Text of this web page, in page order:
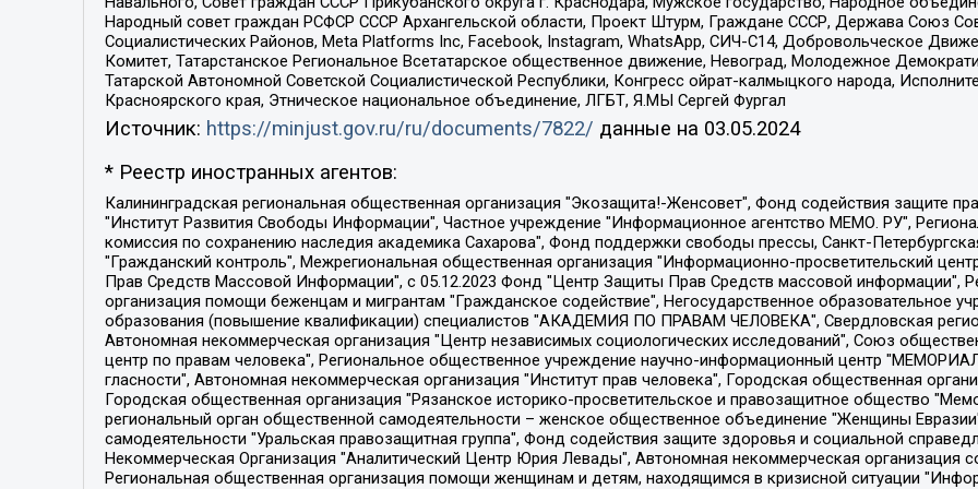
Народный совет граждан РСФСР СССР Архангельской области, Проект Штурм, Граждане СССР, Держава Союз
Социалистических Районов, Meta Platforms Inc, Facebook, Instagram, WhatsApp, СИЧ-С14, Добровольческое
Комитет, Татарстанское Региональное Всетатарское общественное движение, Невоград, Молодежное
Татарской Автономной Советской Социалистической Республики, Конгресс ойрат-калмыцкого народа,
Красноярского края, Этническое национальное объединение, ЛГБТ, Я.МЫ Сергей Фургал
Источник: https://minjust.gov.ru/ru/documents/7822/ данные на 03.05.2024
* Реестр иностранных агентов:
Калининградская региональная общественная организация "Экозащита!-Женсовет", Фонд содействия защите прав и свобод граждан "Общественный вердикт", Фонд "Институт Развития Свободы Информации", Частное учреждение "Информационное агентство МЕМО. РУ", Региональная общественная организация "Общественная комиссия по сохранению наследия академика Сахарова", Фонд поддержки свободы прессы, Санкт-Петербургская общественная правозащитная организация "Гражданский контроль", Межрегиональная общественная организация "Информационно-просветительский центр "Мемориал", Региональный Фонд "Центр Защиты Прав Средств Массовой Информации", с 05.12.2023 Фонд "Центр Защиты Прав Средств массовой информации", Региональная общественная благотворительная организация помощи беженцам и мигрантам "Гражданское содействие", Негосударственное образовательное учреждение дополнительного профессионального образования (повышение квалификации) специалистов "АКАДЕМИЯ ПО ПРАВАМ ЧЕЛОВЕКА", Свердловская региональная общественная организация "Сутяжник", Автономная некоммерческая организация "Центр независимых социологических исследований", Союз общественных объединений "Российский исследовательский центр по правам человека", Региональное общественное учреждение научно-информационный центр "МЕМОРИАЛ", Некоммерческая организация "Фонд защиты гласности", Автономная некоммерческая организация "Институт прав человека", Городская общественная организация "Екатеринбургское общество "МЕМОРИАЛ", Городская общественная организация "Рязанское историко-просветительское и правозащитное общество "Мемориал" (Рязанский Мемориал), Челябинский региональный орган общественной самодеятельности – женское общественное объединение "Женщины Евразии", Челябинский региональный орган общественной самодеятельности "Уральская правозащитная группа", Фонд содействия защите здоровья и социальной справедливости имени Андрея Рылькова, Автономная Некоммерческая Организация "Аналитический Центр Юрия Левады", Автономная некоммерческая организация социальной поддержки населения "Проект Апрель", Региональная общественная организация помощи женщинам и детям, находящимся в кризисной ситуации "Информационно-методический центр "Анна", Фонд содействия развитию массовых коммуникаций и правовому просвещению "Так-так-Так", Фонд содействия устойчивому развитию "Серебряная тайга", Свердловский региональный общественный фонд социальных проектов "Новое время", "Idel.Реалии", Кавказ.Реалии, Крым.Реалии, Телеканал Настоящее Время, Татаро-башкирская служба Радио Свобода (Azatliq Radiosi), Радио Свободная Европа/Радио Свобода (PCE/PC), "Сибирь.Реалии", "Фактограф", Благотворительный фонд помощи осужденным и их семьям, Автономная некоммерческая организация "Институт глобализации и социальных движений", Фонд "В защиту прав заключенных", Частное учреждение "Центр поддержки и содействия развитию средств массовой информации", Пензенский региональный общественный благотворительный фонд "Гражданский союз", "Север.Реалии", Некоммерческая организация Фонд "Правовая инициатива", Общество с ограниченной ответственностью "Радио Свободная Европа/Радио Свобода", Чешское информационное агентство "MEDIUM-ORIENT", Красноярская региональная общественная организация "Мы против СПИДа", Камалягин Денис Николаевич, Маркелов Сергей Евгеньевич, Пономарев Лев Александрович, Савицкая Людмила Алексеевна, Автономная некоммерческая организация "Центр по работе с проблемой насилия "НАСИЛИЮ.НЕТ", Межрегиональный профессиональный союз работников здравоохранения "Альянс врачей", Юридическое лицо, зарегистрированное в Латвийской Республике, SIA "Medusa Project" (регистрационный номер 40103797863, дата регистрации 10.06.2014), Некоммерческая организация "Фонд по борьбе с коррупцией", Автономная некоммерческая организация "Институт права и публичной политики", Баданин Роман Сергеевич, Гликин Максим Александрович, Железнова Мария Михайловна, Лукьянова Юлия Сергеевна, Маетная Елизавета Витальевна, Маняхин Петр Борисович, Чуракова Ольга Владимировна, Ярош Юлия Петровна, Юридическое лицо "The Insider SIA", зарегистрированное в Риге, Латвийская Республика (дата регистрации 26.06.2015), являющееся администратором доменного имени интернет-издания "The Insider SIA", https://theins.ru, Постернак Алексей Евгеньевич, Рубин Михаил Аркадьевич, Анин Роман Александрович, Юридическое лицо Istories fonds, зарегистрированное в Латвийской Республике (регистрационный номер 50008295751, дата регистрации 24.02.2020), Великовский Дмитрий Александрович, Долинина Ирина Николаевна, Мароховская Алеся Алексеевна, Шлейнов Роман Юрьевич, Шмагун Олеся Валентиновна, Общество с ограниченной ответственностью "Альтаир 2021", Общество с ограниченной ответственностью "Вега 2021", Общество с ограниченной ответственностью "Главный редактор 2021", Общество с ограниченной ответственностью "Ромашки монолит", Важенков Артем Валерьевич, Ивановская областная общественная организация "Центр гендерных исследований", Гурман Юрий Альбертович, Медиапроект "ОВД-Инфо", Егоров Владимир Владимирович, Жилинский Владимир Александрович, Общество с ограниченной ответственностью "ЗП", Иванова София Юрьевна, Карезина Инна Павловна, Кильтау Екатерина Викторовна, Петров Алексей Викторович, Пискунов Сергей Евгеньевич, Смирнов Сергей Сергеевич, Тихонов Михаил Сергеевич, Общество с ограниченной ответственностью "ЖУРНАЛИСТ-ИНОСТРАННЫЙ АГЕНТ", Арапова Галина Юрьевна, Вольтская Татьяна Анатольевна, Американская компания "Mason G.E.S. Anonymous Foundation" (США), являющаяся владельцем интернет-издания https://mnews.world/, Компания "Stichting Bellingcat", зарегистрированная в Нидерландах (дата регистрации 11.07.2018), Захаров Андрей Вячеславович, Клепиковская Екатерина Дмитриевна, Общество с ограниченной ответственностью "МЕМО", Перл Роман Александрович, Симонов Евгений Алексеевич, Соловьева Елена Анатольевна, Сотников Даниил Владимирович, Сурначева Елизавета Дмитриевна, Автономная некоммерческая организация по защите прав человека и информированию населения "Якутия – Наше Мнение", Общество с ограниченной ответственностью "Москоу диджитал медиа", с 26.01.2023 Общество с ограниченной ответственностью "Чайка Белые сады", Ветошкина Валерия Валерьевна, Заговора Максим Александрович, Межрегиональное общественное движение "Российская ЛГБТ - сеть", Оленичев Максим Владимирович, Павлов Иван Юрьевич, Скворцова Елена Сергеевна, Общество с ограниченной ответственностью "Как бы инагент", Кочетков Игорь Викторович, Общество с ограниченной ответственностью "Честные выборы", Еланчик Олег Александрович, Общество с ограниченной ответственностью "Нобелевский призыв", Гималова Регина Эмилевна, Григорьев Андрей Валерьевич, Григорьева Алина Александровна, Ассоциация по содействию защите прав призывников, альтернативнослужащих и военнослужащих "Правозащитная группа